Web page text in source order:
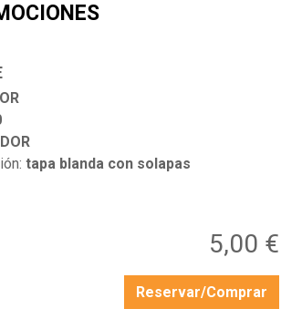
tapa blanda con solapas
5,00 €
Reservar/Comprar